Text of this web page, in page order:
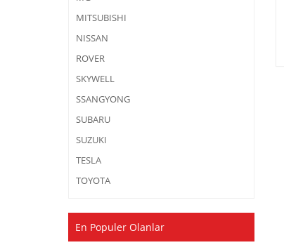
MITSUBISHI
NISSAN
ROVER
SKYWELL
SSANGYONG
SUBARU
SUZUKI
TESLA
TOYOTA
En Populer Olanlar